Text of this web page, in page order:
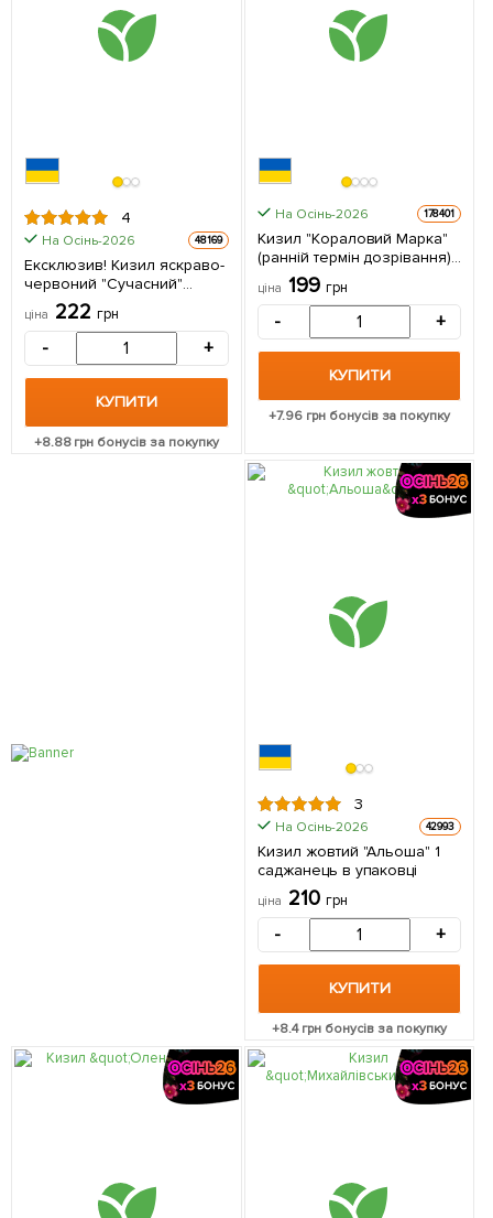
4
На Осінь-2026 48169
Ексклюзив! Кизил яскраво-
червоний "Сучасний"
(Modern) (преміальний
морозостійкий сорт, дуже
упаковці
ціна 222 грн
- +
КУПИТИ
+8.88грн бонусів за покупку
На Осінь-2026 178401
Кизил "Кораловий Марка"
(ранній термін дозрівання) 1
саджанець в упаковці
ціна 199 грн
- +
КУПИТИ
+7.96грн бонусів за покупку
3
На Осінь-2026 42993
Кизил жовтий "Альоша" 1
саджанець в упаковці
ціна 210 грн
- +
КУПИТИ
+8.4грн бонусів за покупку